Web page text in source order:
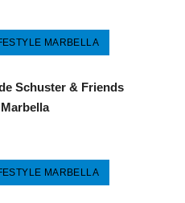
MARBELLA
Schuster & Friends
MARBELLA